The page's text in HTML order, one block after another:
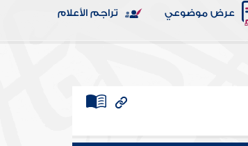
عرض موضوعي تراجم الأعلام